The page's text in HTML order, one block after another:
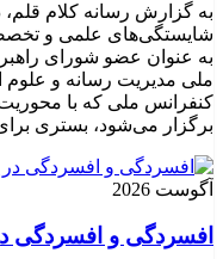
به گزارش رسانه کلام
شایستگی‌های علمی و
به عنوان عضو شورای
ملی مدیریت رسانه و علوم
کنفرانس ملی که با
برگزار می‌شود، بستری
آگوست 2026
افسردگی و افسردگی